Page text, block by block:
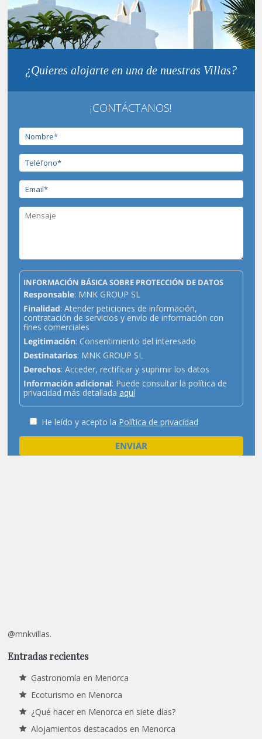
¿Quieres alojarte en una de nuestras Villas?
¡CONTÁCTANOS!
INFORMACIÓN BÁSICA SOBRE PROTECCIÓN DE DATOS
Responsable: MNK GROUP SL
Finalidad: Atender peticiones de información,
contratación de servicios y envío de información con
fines comerciales
Legitimación: Consentimiento del interesado
Destinatarios: MNK GROUP SL
Derechos: Acceder, rectificar y suprimir los datos
Información adicional: Puede consultar la política de
privacidad más detallada aquí
He leído y acepto la Política de privacidad
@mnkvillas.
Entradas recientes
Gastronomía en Menorca
Ecoturismo en Menorca
¿Qué hacer en Menorca en siete días?
Alojamientos destacados en Menorca